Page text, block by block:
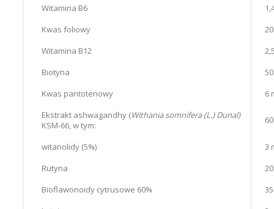
Witamina B6
Kwas foliowy
Witamina B12
Biotyna
Kwas pantotenowy
6
Ekstrakt ashwagandhy (Withania somnifera (L.) Dunal)
KSM-66, w tym:
witanolidy (5%)
3
Rutyna
Bioflawonoidy cytrusowe 60%